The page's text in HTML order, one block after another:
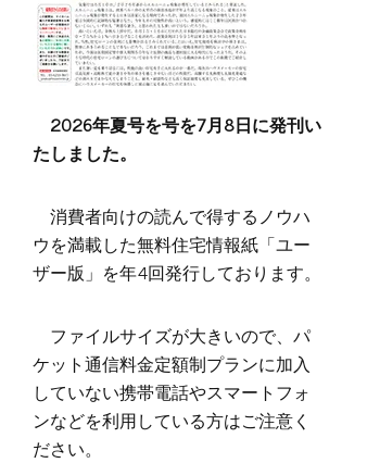
2026年夏号を号を7月8日に発刊い
たしました。
消費者向けの読んで得するノウハ
ウを満載した無料住宅情報紙「ユー
ザー版」を年4回発行しております。
ファイルサイズが大きいので、パ
ケット通信料金定額制プランに加入
していない携帯電話やスマートフォ
ンなどを利用している方はご注意く
ださい。